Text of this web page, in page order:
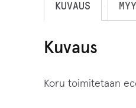
KUVAUS
Kuvaus
Koru toimitetaan